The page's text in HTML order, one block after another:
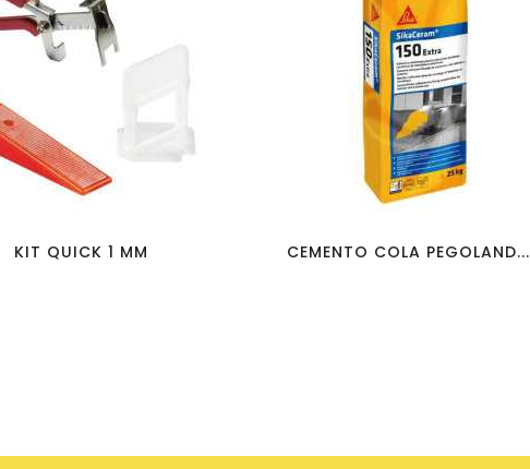
favorite_border visibility
KIT QUICK 1 MM
favorite_border visibility
CEMENTO COLA PEGOLAND...